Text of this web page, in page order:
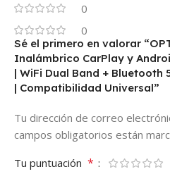
0
0
Sé el primero en valorar
Inalámbrico CarPlay y
| WiFi Dual Band + Bluetooth
| Compatibilidad Universal”
Tu dirección de correo
campos obligatorios están
Tu puntuación *